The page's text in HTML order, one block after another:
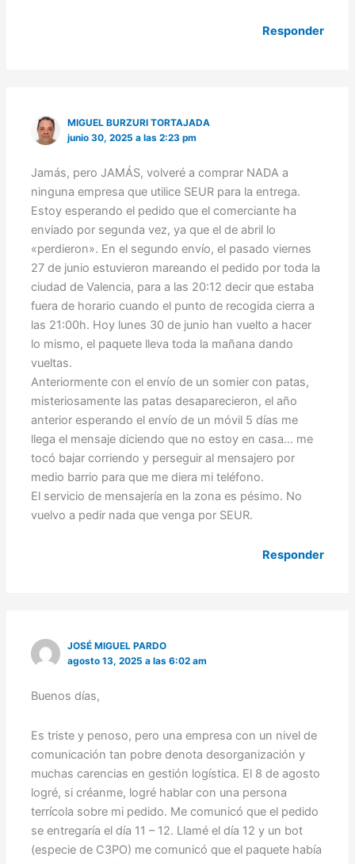
Responder
MIGUEL BURZURI TORTAJADA
junio 30, 2025 a las 2:23 pm
Jamás, pero JAMÁS, volveré a comprar NADA a
ninguna empresa que utilice SEUR para la entrega.
Estoy esperando el pedido que el comerciante ha
enviado por segunda vez, ya que el de abril lo
«perdieron». En el segundo envío, el pasado viernes
27 de junio estuvieron mareando el pedido por toda la
ciudad de Valencia, para a las 20:12 decir que estaba
fuera de horario cuando el punto de recogida cierra a
las 21:00h. Hoy lunes 30 de junio han vuelto a hacer
lo mismo, el paquete lleva toda la mañana dando
vueltas.
Anteriormente con el envío de un somier con patas,
misteriosamente las patas desaparecieron, el año
anterior esperando el envío de un móvil 5 días me
llega el mensaje diciendo que no estoy en casa… me
tocó bajar corriendo y perseguir al mensajero por
medio barrio para que me diera mi teléfono.
El servicio de mensajería en la zona es pésimo. No
vuelvo a pedir nada que venga por SEUR.
Responder
JOSÉ MIGUEL PARDO
agosto 13, 2025 a las 6:02 am
Buenos días,
Es triste y penoso, pero una empresa con un nivel de
comunicación tan pobre denota desorganización y
muchas carencias en gestión logística. El 8 de agosto
logré, si créanme, logré hablar con una persona
terrícola sobre mi pedido. Me comunicó que el pedido
se entregaría el día 11 – 12. Llamé el día 12 y un bot
(especie de C3PO) me comunicó que el paquete había